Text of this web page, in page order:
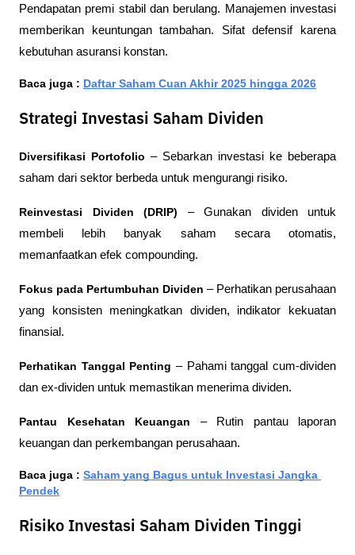
Pendapatan premi stabil dan berulang. Manajemen investasi
memberikan keuntungan tambahan. Sifat defensif karena
kebutuhan asuransi konstan.
Baca juga : Daftar Saham Cuan Akhir 2025 hingga 2026
Strategi Investasi Saham Dividen
Diversifikasi Portofolio – Sebarkan investasi ke beberapa
saham dari sektor berbeda untuk mengurangi risiko.
Reinvestasi Dividen (DRIP) – Gunakan dividen untuk
membeli lebih banyak saham secara otomatis,
memanfaatkan efek compounding.
Fokus pada Pertumbuhan Dividen – Perhatikan perusahaan
yang konsisten meningkatkan dividen, indikator kekuatan
finansial.
Perhatikan Tanggal Penting – Pahami tanggal cum-dividen
dan ex-dividen untuk memastikan menerima dividen.
Pantau Kesehatan Keuangan – Rutin pantau laporan
keuangan dan perkembangan perusahaan.
Baca juga : Saham yang Bagus untuk Investasi Jangka
Pendek
Risiko Investasi Saham Dividen Tinggi